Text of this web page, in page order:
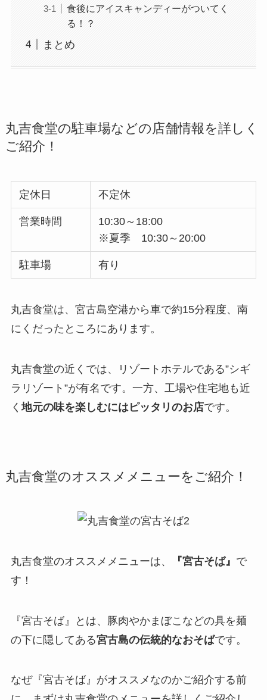
食後にアイスキャンディーがついてく
る！？
まとめ
丸吉食堂の駐車場などの店舗情報を詳しく
ご紹介！
定休日 不定休
営業時間
10:30～18:00
※夏季 10:30～20:00
駐車場 有り
丸吉食堂は、宮古島空港から車で約15分程度、南
にくだったところにあります。
丸吉食堂の近くでは、リゾートホテルである”シギ
ラリゾート”が有名です。一方、工場や住宅地も近
く地元の味を楽しむにはピッタリのお店です。
丸吉食堂のオススメメニューをご紹介！
丸吉食堂のオススメメニューは、 『宮古そば』 で
す！
『宮古そば』とは、豚肉やかまぼこなどの具を麺
の下に隠してある宮古島の伝統的なおそばです。
なぜ『宮古そば』がオススメなのかご紹介する前